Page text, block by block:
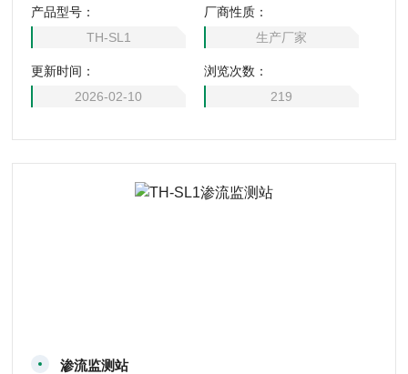
动采集、传输和处理，大大提高了监测效率和数据的可靠性。
远程监控支持远程访问和控制，管理人员可通过互联网实时查
看监测数据、调整监测参数或接收预警信息，方便用户随时随
地了解大坝的渗流状况。预警准确通过数据分析软件，能够准
产品型号：
TH-SL1
厂商性质：
生产厂家
更新时间：
2026-02-10
浏览次数：
219
渗流监测站